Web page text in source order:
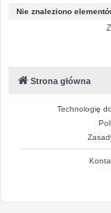
Nie znaleziono
Strona główna
Technologię